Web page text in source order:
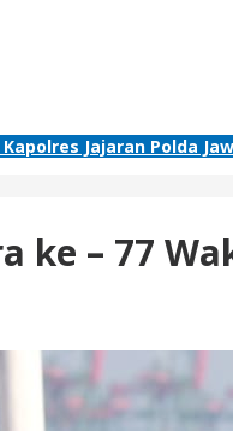
Jajaran Polda
ke – 77